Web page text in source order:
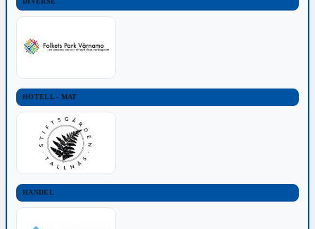
HOTELL - MAT
HANDEL